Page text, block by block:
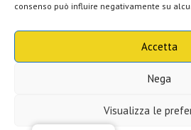
consenso può influire negativamente su
Accetta
Nega
Visualizza le
informazioni fornite non saranno cedute a